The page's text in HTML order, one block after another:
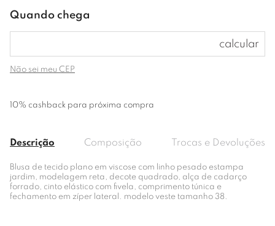
Não sei meu CEP
10% cashback para próxima compra
Descrição Composição Trocas e Devoluções
Blusa de tecido plano em viscose com linho pesado estampa
jardim, modelagem reta, decote quadrado, alça de cadarço
forrado, cinto elástico com fivela, comprimento túnica e
fechamento em zíper lateral. modelo veste tamanho 38.